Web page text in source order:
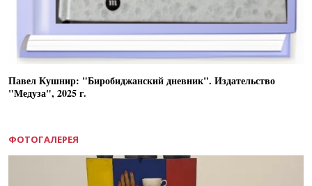
Павел Кушнир: "Биробиджанский дневник". Издательство
"Медуза", 2025 г.
ФОТОГАЛЕРЕЯ